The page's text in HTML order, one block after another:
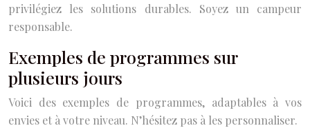
privilégiez les solutions durables. Soyez un campeur
responsable.
Exemples de programmes sur
plusieurs jours
Voici des exemples de programmes, adaptables à vos
envies et à votre niveau. N’hésitez pas à les personnaliser.